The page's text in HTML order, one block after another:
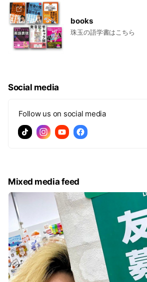
books
珠玉の語学書はこちら
Social media
Follow us on social media
Mixed media feed